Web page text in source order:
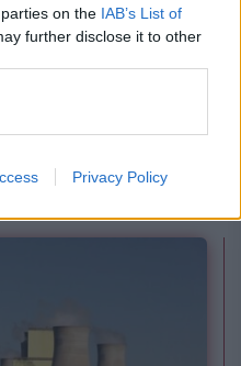
on the IAB’s List of
further disclose it to other
Privacy Policy
vor analiza trei